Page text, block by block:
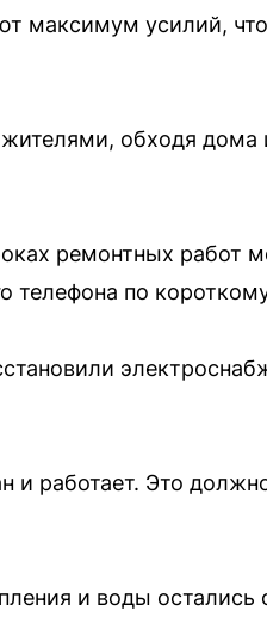
максимум усилий,
обходя дома
ремонтных работ
телефона по
работает. Это
и воды